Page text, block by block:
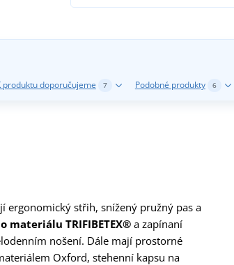
produktu doporučujeme 7 Podobné produkty 6
ergonomický střih, snížený pružný pas a
TRIFIBETEX® a zapínaní
nošení. Dále mají prostorné
Oxford, stehenní kapsu na